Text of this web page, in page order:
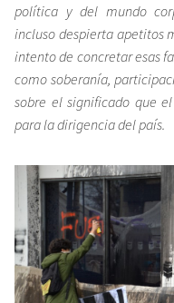
política y del mundo
incluso despierta apetitos
intento de concretar esas
como soberanía,
sobre el significado que
para la dirigencia del país.